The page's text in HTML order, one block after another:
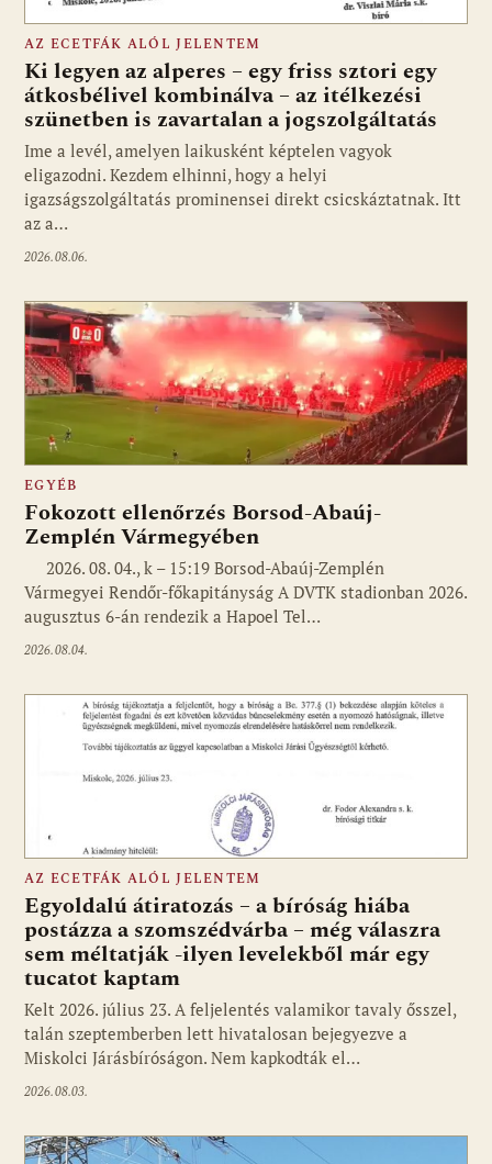
AZ ECETFÁK ALÓL JELENTEM
Ki legyen az alperes – egy friss sztori egy
átkosbélivel kombinálva – az itélkezési
szünetben is zavartalan a jogszolgáltatás
Ime a levél, amelyen laikusként képtelen vagyok
eligazodni. Kezdem elhinni, hogy a helyi
igazságszolgáltatás prominensei direkt csicskáztatnak. Itt
az a…
2026.08.06.
EGYÉB
Fokozott ellenőrzés Borsod-Abaúj-
Zemplén Vármegyében
2026. 08. 04., k – 15:19 Borsod-Abaúj-Zemplén
Vármegyei Rendőr-főkapitányság A DVTK stadionban 2026.
augusztus 6-án rendezik a Hapoel Tel…
2026.08.04.
AZ ECETFÁK ALÓL JELENTEM
Egyoldalú átiratozás – a bíróság hiába
postázza a szomszédvárba – még válaszra
sem méltatják -ilyen levelekből már egy
tucatot kaptam
Kelt 2026. július 23. A feljelentés valamikor tavaly ősszel,
talán szeptemberben lett hivatalosan bejegyezve a
Miskolci Járásbíróságon. Nem kapkodták el…
2026.08.03.